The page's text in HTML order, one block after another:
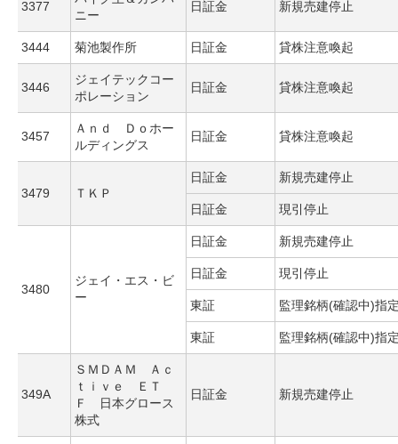
3377
ニー
日証金 新規売建停止
3444 菊池製作所 日証金 貸株注意喚起
3446
ジェイテックコー
ポレーション
日証金 貸株注意喚起
3457
Ａｎｄ Ｄｏホー
ルディングス
日証金 貸株注意喚起
3479 ＴＫＰ
日証金 新規売建停止
日証金 現引停止
3480
ジェイ・エス・ビ
ー
日証金 新規売建停止
日証金 現引停止
東証 監理銘柄(確認中)指
東証 監理銘柄(確認中)指
349A
ＳＭＤＡＭ Ａｃ
ｔｉｖｅ ＥＴ
Ｆ 日本グロース
株式
日証金 新規売建停止